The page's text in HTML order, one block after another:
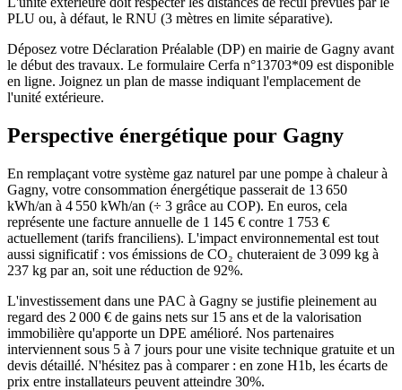
PLU ou, à défaut, le RNU (3 mètres en limite séparative).
Déposez votre Déclaration Préalable (DP) en mairie de Gagny avant
le début des travaux. Le formulaire Cerfa n°13703*09 est disponible
en ligne. Joignez un plan de masse indiquant l'emplacement de
l'unité extérieure.
Perspective énergétique pour Gagny
En remplaçant votre système gaz naturel par une pompe à chaleur à
Gagny, votre consommation énergétique passerait de 13 650
kWh/an à 4 550 kWh/an (÷ 3 grâce au COP). En euros, cela
représente une facture annuelle de 1 145 € contre 1 753 €
actuellement (tarifs franciliens). L'impact environnemental est tout
aussi significatif : vos émissions de CO₂ chuteraient de 3 099 kg à
237 kg par an, soit une réduction de 92%.
L'investissement dans une PAC à Gagny se justifie pleinement au
regard des 2 000 € de gains nets sur 15 ans et de la valorisation
immobilière qu'apporte un DPE amélioré. Nos partenaires
interviennent sous 5 à 7 jours pour une visite technique gratuite et un
devis détaillé. N'hésitez pas à comparer : en zone H1b, les écarts de
prix entre installateurs peuvent atteindre 30%.